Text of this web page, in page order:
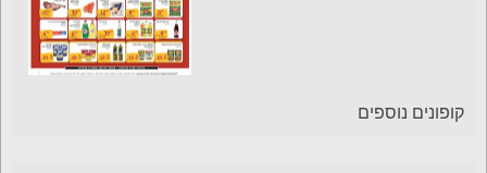
קופונים נוספים